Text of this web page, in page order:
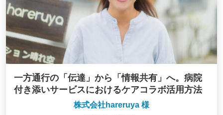
一方通行の「伝達」から「情報共有」へ。病院
付き添いサービスにおけるケアコラボ活用方法
株式会社hareruya 様